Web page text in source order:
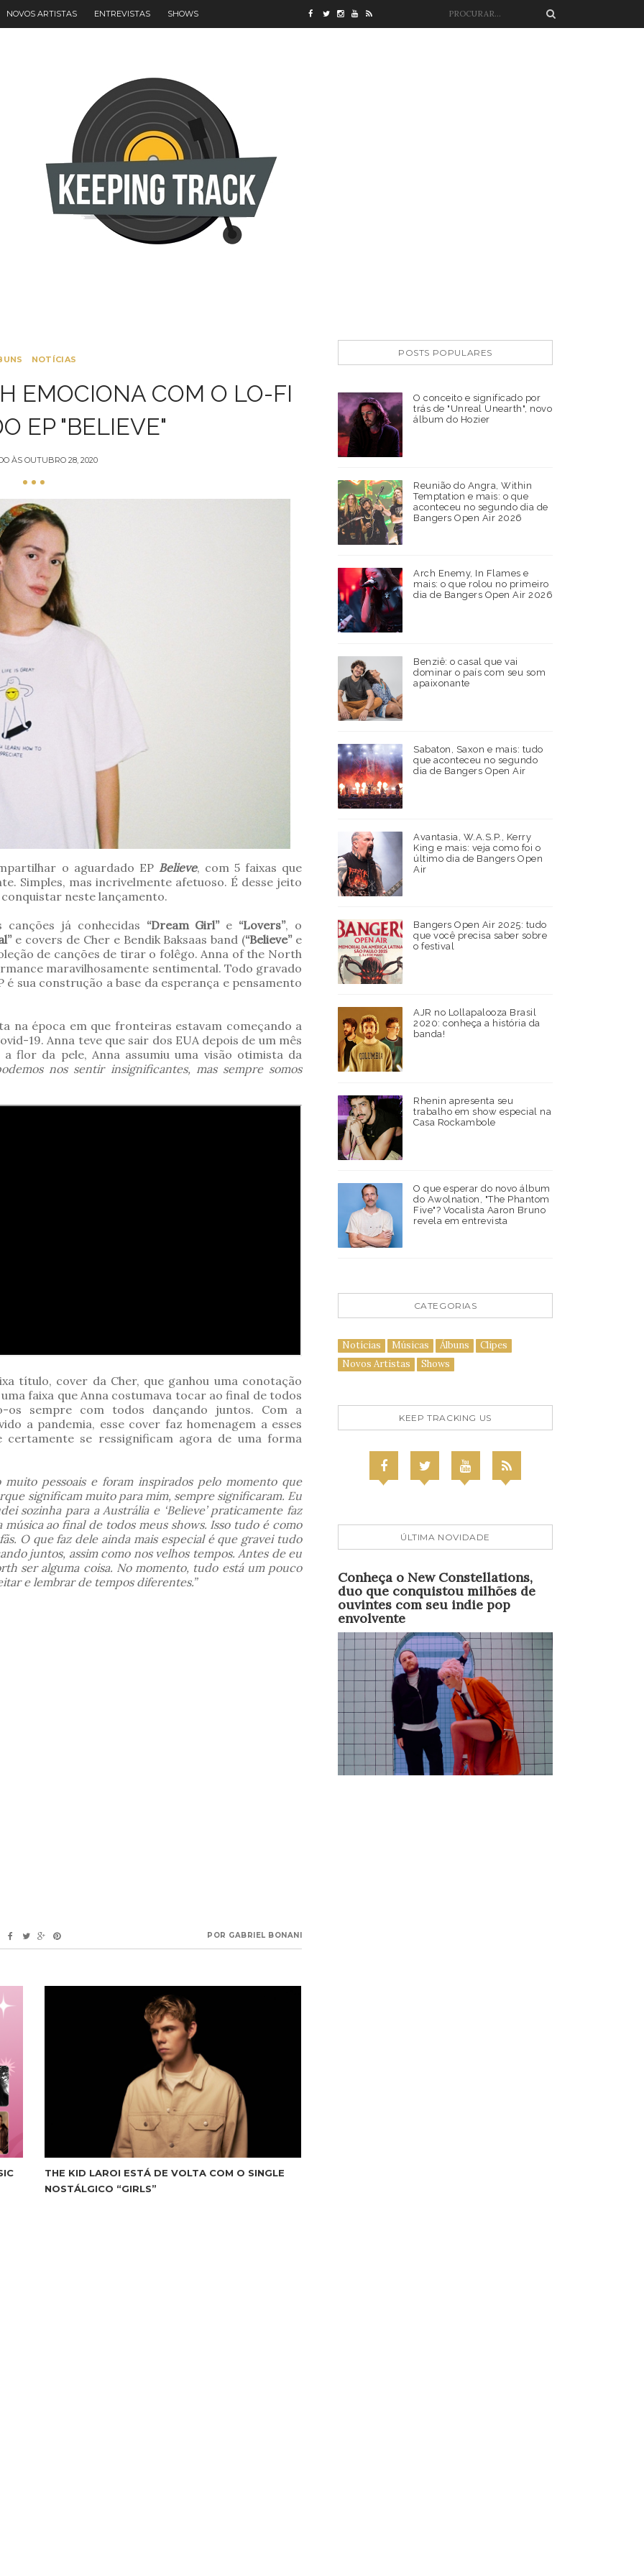
NOVOS ARTISTAS ENTREVISTAS SHOWS
NOTÍCIAS
EMOCIONA COM O LO-FI
EP "BELIEVE"
ÀS OUTUBRO 28, 2020
o aguardado EP Believe, com 5 faixas que
Simples, mas incrivelmente afetuoso. É desse jeito
neste lançamento.
já conhecidas “Dream Girl”e “Lovers”, o
e covers de Cher e Bendik Baksaas band (“Believe”e
de canções de tirar o folêgo. Anna of the North
maravilhosamente sentimental. Todo gravado
é sua construção a base da esperança e pensamento
na época em que fronteiras estavam começando a
19. Anna teve que sair dos EUA depois de um mês
flor da pele, Anna assumiu uma visão otimista da
nos sentir insignificantes, mas sempre somos
título, cover da Cher, que ganhou uma conotação
faixa que Anna costumava tocar ao final de todos
os sempre com todos dançando juntos. Com a
a pandemia, esse cover faz homenagem a esses
certamente se ressignificam agora de uma forma
muito pessoais e foram inspirados pelo momento que
significam muito para mim, sempre significaram. Eu
sozinha para a Austrália e ‘Believe’ praticamente faz
ao final de todos meus shows. Isso tudo é como
O que faz dele ainda mais especial é que gravei tudo
juntos, assim como nos velhos tempos. Antes de eu
ser alguma coisa. No momento, tudo está um pouco
e lembrar de tempos diferentes.”
POR GABRIEL BONANI
THE KID LAROI ESTÁ DE VOLTA COM O SINGLE
NOSTÁLGICO “GIRLS”
POSTS POPULARES
O conceito e significado por
trás de "Unreal Unearth", novo
álbum do Hozier
Reunião do Angra, Within
Temptation e mais: o que
aconteceu no segundo dia de
Bangers Open Air 2026
Arch Enemy, In Flames e
mais: o que rolou no primeiro
dia de Bangers Open Air 2026
Benziê: o casal que vai
dominar o país com seu som
apaixonante
Sabaton, Saxon e mais: tudo
que aconteceu no segundo
dia de Bangers Open Air
Avantasia, W.A.S.P., Kerry
King e mais: veja como foi o
último dia de Bangers Open
Air
Bangers Open Air 2025: tudo
que você precisa saber sobre
o festival
AJR no Lollapalooza Brasil
2020: conheça a história da
banda!
Rhenin apresenta seu
trabalho em show especial na
Casa Rockambole
O que esperar do novo álbum
do Awolnation, "The Phantom
Five"? Vocalista Aaron Bruno
revela em entrevista
CATEGORIAS
Notícias Músicas Álbuns
Clipes
Novos Artistas
Shows
KEEP TRACKING US
ÚLTIMA NOVIDADE
Conheça o New Constellations,
duo que conquistou milhões de
ouvintes com seu indie pop
envolvente